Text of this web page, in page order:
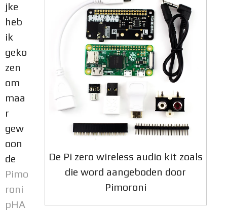
De Pi zero wireless audio kit zoals
die word aangeboden door
Pimoroni
jke
heb
ik
geko
zen
om
maa
r
gew
oon
de
Pimo
roni
pHA